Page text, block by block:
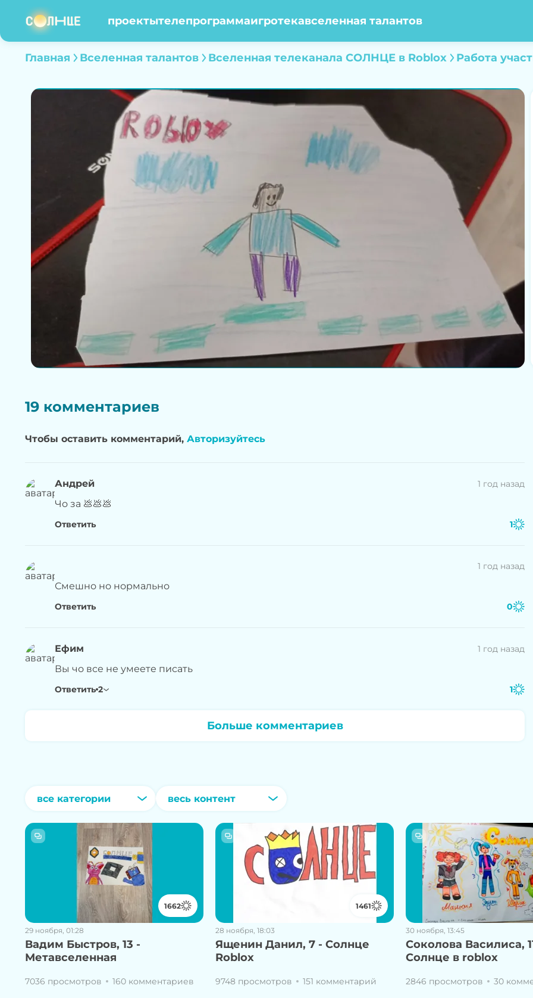
проектытелепрограммаигротекавселенная талантов
Главная Вселенная талантов Вселенная телеканала СОЛНЦЕ в Roblox Работа
19 комментариев
Чтобы оставить комментарий, Авторизуйтесь
Андрей 1 год назад
Чо за 💩💩💩
Ответить 1
1 год назад
Смешно но нормально
Ответить 0
Ефим 1 год назад
Вы чо все не умеете писать
Ответить 2 1
Больше комментариев
все категории весь контент
1662
29 ноября, 01:28
Вадим Быстров, 13 -
Метавселенная
7036 просмотров 160 комментариев
1461
28 ноября, 18:03
Ященин Данил, 7 - Солнце
Roblox
9748 просмотров 151 комментарий
30 ноября, 13:45
Соколова Василиса,
Солнце в roblox
2846 просмотров 30